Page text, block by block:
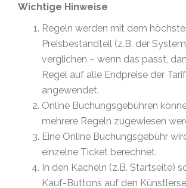
Wichtige Hinweise
Regeln werden mit dem
Preisbestandteil (z.B. der
verglichen – wenn das passt,
Regel auf alle Endpreise der
angewendet.
Online Buchungsgebühren
mehrere Regeln zugewiesen
Eine Online Buchungsgebühr
einzelne Ticket berechnet.
In den Kacheln (z.B. Startseite)
Kauf-Buttons auf den